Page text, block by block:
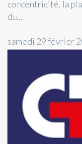
concentricité, la
du...
samedi 29 février